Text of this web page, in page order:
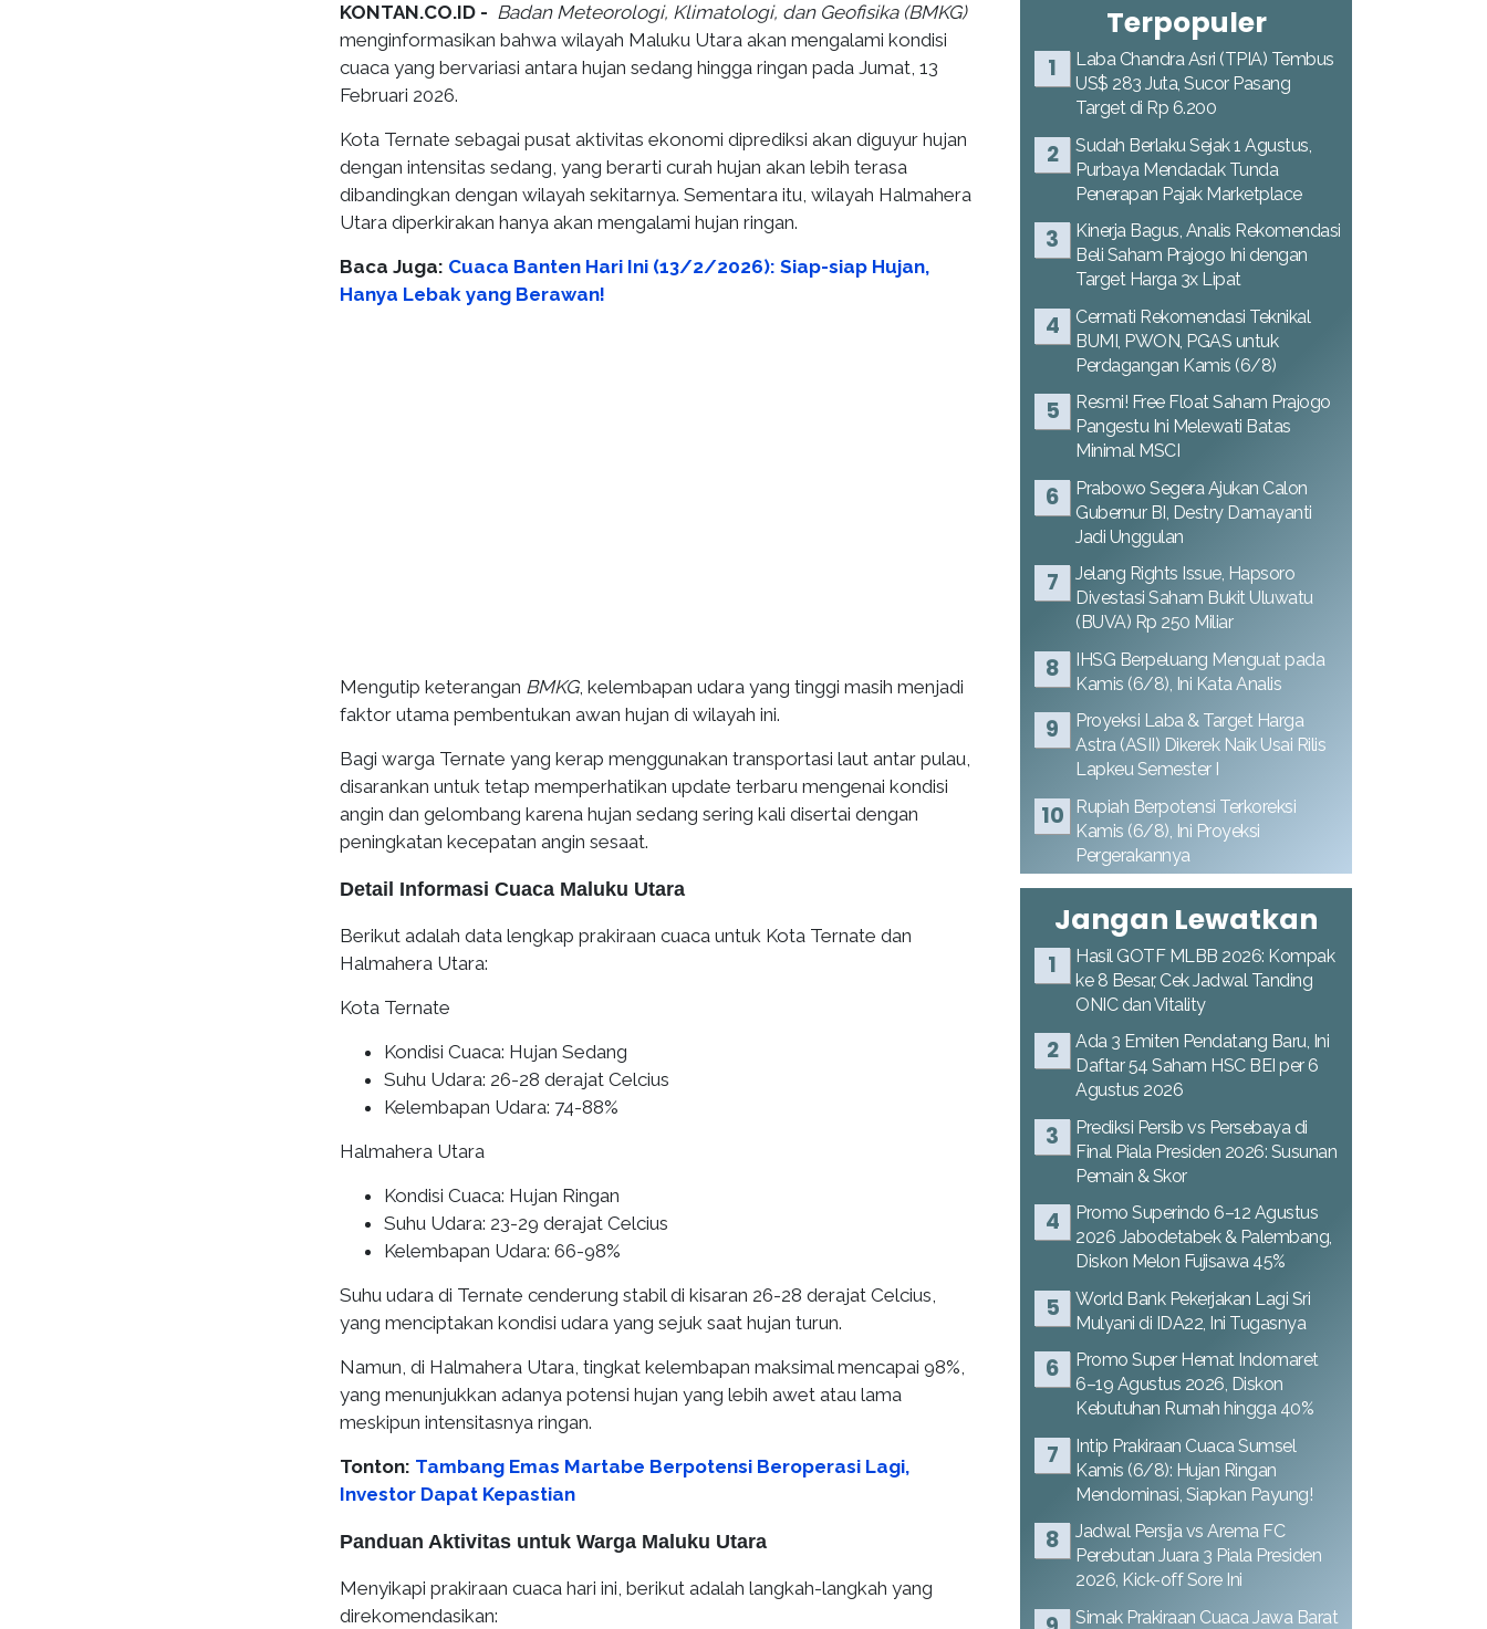
KONTAN.CO.ID - Badan Meteorologi, Klimatologi, dan Geofisika (BMKG)
menginformasikan bahwa wilayah Maluku Utara akan mengalami kondisi
cuaca yang bervariasi antara hujan sedang hingga ringan pada Jumat, 13
Februari 2026.
Kota Ternate sebagai pusat aktivitas ekonomi diprediksi akan diguyur hujan
dengan intensitas sedang, yang berarti curah hujan akan lebih terasa
dibandingkan dengan wilayah sekitarnya. Sementara itu, wilayah Halmahera
Utara diperkirakan hanya akan mengalami hujan ringan.
Baca Juga: Cuaca Banten Hari Ini (13/2/2026): Siap-siap Hujan,
Hanya Lebak yang Berawan!
Mengutip keterangan BMKG, kelembapan udara yang tinggi masih menjadi
faktor utama pembentukan awan hujan di wilayah ini.
Bagi warga Ternate yang kerap menggunakan transportasi laut antar pulau,
disarankan untuk tetap memperhatikan update terbaru mengenai kondisi
angin dan gelombang karena hujan sedang sering kali disertai dengan
peningkatan kecepatan angin sesaat.
Detail Informasi Cuaca Maluku Utara
Berikut adalah data lengkap prakiraan cuaca untuk Kota Ternate dan
Halmahera Utara:
Kota Ternate
Kondisi Cuaca: Hujan Sedang
Suhu Udara: 26-28 derajat Celcius
Kelembapan Udara: 74-88%
Halmahera Utara
Kondisi Cuaca: Hujan Ringan
Suhu Udara: 23-29 derajat Celcius
Kelembapan Udara: 66-98%
Suhu udara di Ternate cenderung stabil di kisaran 26-28 derajat Celcius,
yang menciptakan kondisi udara yang sejuk saat hujan turun.
Namun, di Halmahera Utara, tingkat kelembapan maksimal mencapai 98%,
yang menunjukkan adanya potensi hujan yang lebih awet atau lama
meskipun intensitasnya ringan.
Tonton: Tambang Emas Martabe Berpotensi Beroperasi Lagi,
Investor Dapat Kepastian
Panduan Aktivitas untuk Warga Maluku Utara
Menyikapi prakiraan cuaca hari ini, berikut adalah langkah-langkah yang
direkomendasikan:
Terpopuler
Laba Chandra Asri (TPIA) Tembus
US$ 283 Juta, Sucor Pasang
Target di Rp 6.200
Sudah Berlaku Sejak 1 Agustus,
Purbaya Mendadak Tunda
Penerapan Pajak Marketplace
Kinerja Bagus, Analis Rekomendasi
Beli Saham Prajogo Ini dengan
Target Harga 3x Lipat
Cermati Rekomendasi Teknikal
BUMI, PWON, PGAS untuk
Perdagangan Kamis (6/8)
Resmi! Free Float Saham Prajogo
Pangestu Ini Melewati Batas
Minimal MSCI
Prabowo Segera Ajukan Calon
Gubernur BI, Destry Damayanti
Jadi Unggulan
Jelang Rights Issue, Hapsoro
Divestasi Saham Bukit Uluwatu
(BUVA) Rp 250 Miliar
IHSG Berpeluang Menguat pada
Kamis (6/8), Ini Kata Analis
Proyeksi Laba & Target Harga
Astra (ASII) Dikerek Naik Usai Rilis
Lapkeu Semester I
Rupiah Berpotensi Terkoreksi
Kamis (6/8), Ini Proyeksi
Pergerakannya
Jangan Lewatkan
Hasil GOTF MLBB 2026: Kompak
ke 8 Besar, Cek Jadwal Tanding
ONIC dan Vitality
Ada 3 Emiten Pendatang Baru, Ini
Daftar 54 Saham HSC BEI per 6
Agustus 2026
Prediksi Persib vs Persebaya di
Final Piala Presiden 2026: Susunan
Pemain & Skor
Promo Superindo 6–12 Agustus
2026 Jabodetabek & Palembang,
Diskon Melon Fujisawa 45%
World Bank Pekerjakan Lagi Sri
Mulyani di IDA22, Ini Tugasnya
Promo Super Hemat Indomaret
6–19 Agustus 2026, Diskon
Kebutuhan Rumah hingga 40%
Intip Prakiraan Cuaca Sumsel
Kamis (6/8): Hujan Ringan
Mendominasi, Siapkan Payung!
Jadwal Persija vs Arema FC
Perebutan Juara 3 Piala Presiden
2026, Kick-off Sore Ini
Simak Prakiraan Cuaca Jawa Barat